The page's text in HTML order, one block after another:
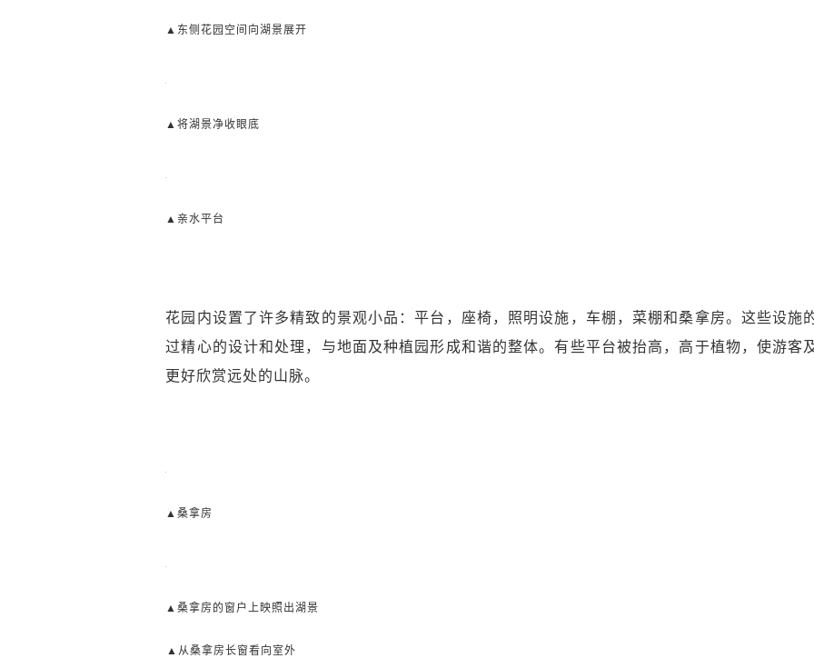
▲东侧花园空间向湖景展开
▲将湖景净收眼底
▲亲水平台
花园内设置了许多精致的景观小品：平台，座椅，照明设施，车棚，菜棚和桑拿房。这些设施
过精心的设计和处理，与地面及种植园形成和谐的整体。有些平台被抬高，高于植物，使游客
更好欣赏远处的山脉。
▲桑拿房
▲桑拿房的窗户上映照出湖景
▲从桑拿房长窗看向室外